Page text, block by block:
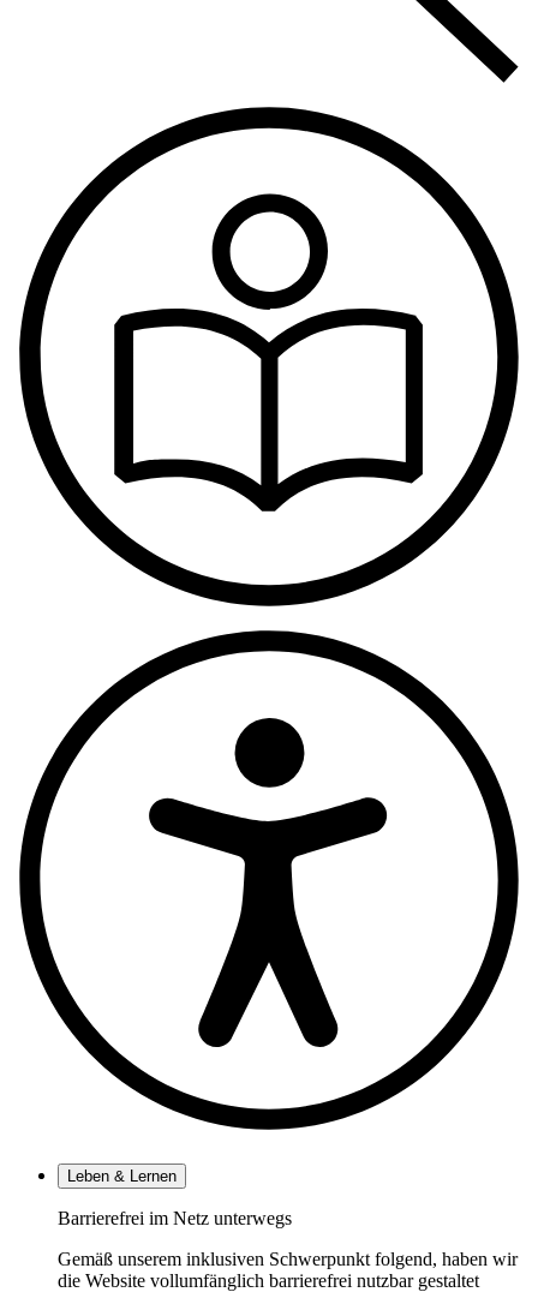
Leben & Lernen
Barrierefrei im Netz unterwegs
Gemäß unserem inklusiven Schwerpunkt folgend, haben wir
die Website vollumfänglich barrierefrei nutzbar gestaltet